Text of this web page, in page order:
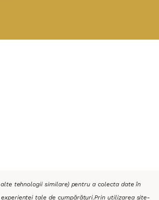
tehnologii similare) pentru a colecta date în
tale de cumpărături.Prin utilizarea site-